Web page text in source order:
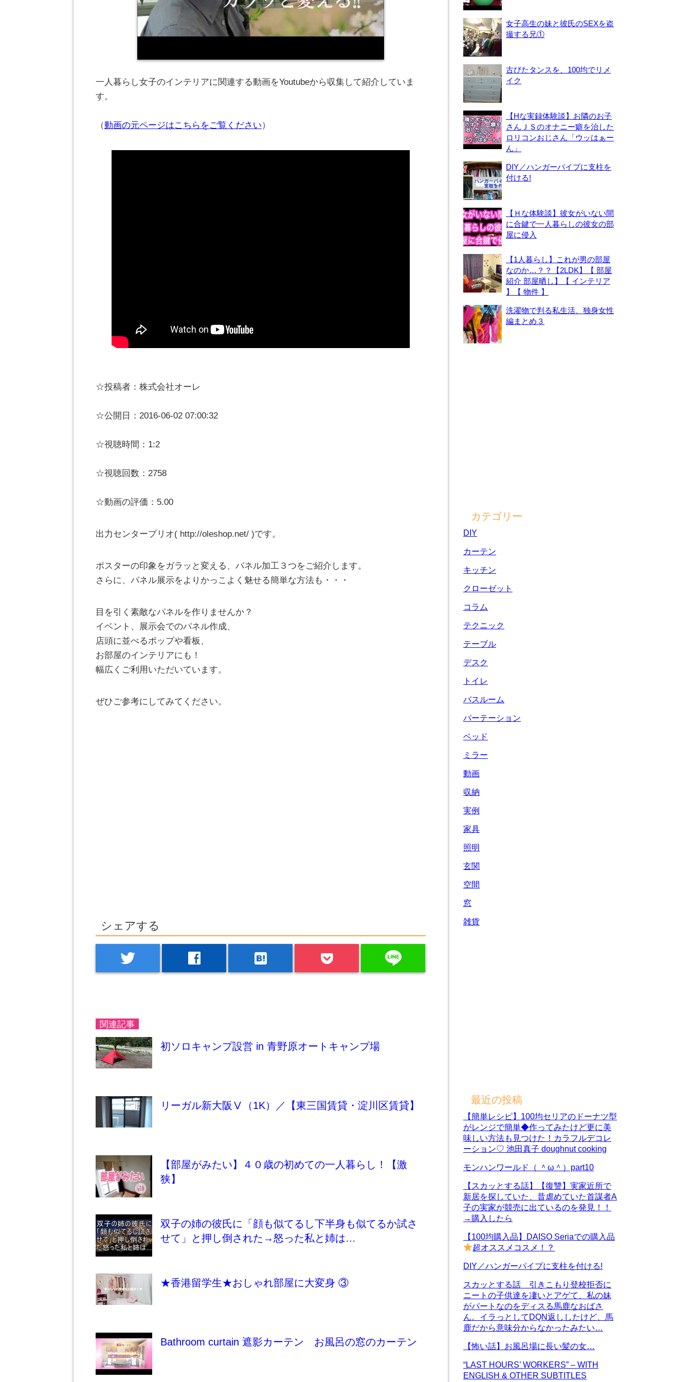
一人暮らし女子のインテリアに関連する動画をYoutubeから収集して紹介していま
す。
（動画の元ページはこちらをご覧ください）
☆投稿者：株式会社オーレ
☆公開日：2016-06-02 07:00:32
☆視聴時間：1:2
☆視聴回数：2758
☆動画の評価：5.00
出力センタープリオ( http://oleshop.net/ )です。
ポスターの印象をガラッと変える、パネル加工３つをご紹介します。
さらに、パネル展示をよりかっこよく魅せる簡単な方法も・・・
目を引く素敵なパネルを作りませんか？
イベント、展示会でのパネル作成、
店頭に並べるポップや看板、
お部屋のインテリアにも！
幅広くご利用いただいています。
ぜひご参考にしてみてください。
シェアする
twitter facebook hatenabookmark line
関連記事
初ソロキャンプ設営 in 青野原オートキャンプ場
リーガル新大阪Ⅴ（1K）／【東三国賃貸・淀川区賃貸】
【部屋がみたい】４０歳の初めての一人暮らし！【激
狭】
双子の姉の彼氏に「顔も似てるし下半身も似てるか試さ
せて」と押し倒された→怒った私と姉は…
★香港留学生★おしゃれ部屋に大変身 ③
Bathroom curtain 遮影カーテン お風呂の窓のカーテン
女子高生の妹と彼氏のSEXを盗
撮する兄①
古びたタンスを、100均でリメ
イク
【Hな実録体験談】お隣のお子
さんＪＳのオナニー癖を治した
ロリコンおじさん「ウッはぁー
ん」
DIY／ハンガーパイプに支柱を
付ける!
【Ｈな体験談】彼女がいない間
に合鍵で一人暮らしの彼女の部
屋に侵入
【1人暮らし】これが男の部屋
なのか…？？【2LDK】【 部屋
紹介 部屋晒し】【 インテリア
】【 物件 】
洗濯物で判る私生活、独身女性
編まとめ３
カテゴリー
DIY
カーテン
キッチン
クローゼット
コラム
テクニック
テーブル
デスク
トイレ
バスルーム
パーテーション
ベッド
ミラー
動画
収納
実例
家具
照明
玄関
空間
窓
雑貨
最近の投稿
【簡単レシピ】100均セリアのドーナツ型
がレンジで簡単◆作ってみたけど更に美
味しい方法も見つけた！カラフルデコレ
ーション♡ 池田真子 doughnut cooking
モンハンワールド（ ＾ω＾）part10
【スカッとする話】【復讐】実家近所で
新居を探していた、昔虐めていた首謀者A
子の実家が競売に出ているのを発見！！
→購入したら
【100均購入品】DAISO Seriaでの購入品
超オススメコスメ！？
DIY／ハンガーパイプに支柱を付ける!
スカッとする話 引きこもり登校拒否に
ニートの子供達を凄いとアゲて、私の妹
がパートなのをディスる馬鹿なおばさ
ん。イラっとしてDQN返ししたけど、馬
鹿だから意味分からなかったみたい…
【怖い話】お風呂場に長い髪の女…
“LAST HOURS’ WORKERS” – WITH
ENGLISH & OTHER SUBTITLES